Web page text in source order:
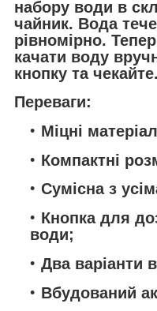
набору води в
чайник. Вода
рівномірно.
качати воду
кнопку та чекайте.
Переваги:
Міцні
Компактні
Сумісна з
Кнопка для
води;
Два варіанти
Вбудований